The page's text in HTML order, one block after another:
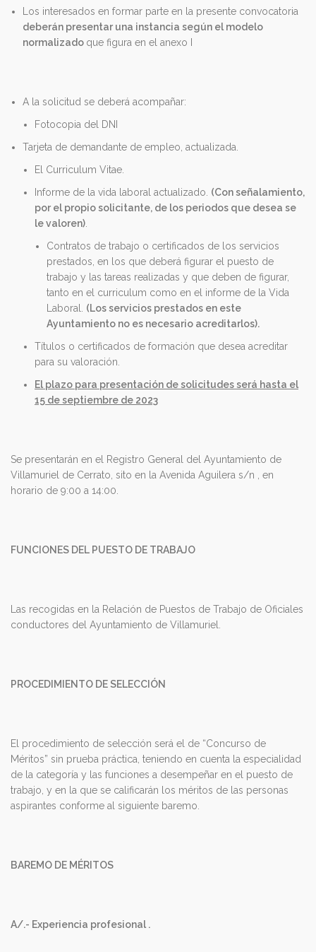
Los interesados en formar parte en la presente convocatoria
deberán presentar una instancia según el modelo
normalizado que figura en el anexo I
A la solicitud se deberá acompañar:
Fotocopia del DNI
Tarjeta de demandante de empleo, actualizada.
El Curriculum Vitae.
Informe de la vida laboral actualizado. (Con señalamiento,
por el propio solicitante, de los periodos que desea se
le valoren)
Contratos de trabajo o certificados de los servicios
prestados, en los que deberá figurar el puesto de
trabajo y las tareas realizadas y que deben de figurar,
tanto en el curriculum como en el informe de la Vida
Laboral. (Los servicios prestados en este
Ayuntamiento no es necesario acreditarlos).
Títulos o certificados de formación que desea acreditar
para su valoración.
El plazo para presentación de solicitudes será hasta el
15 de septiembre de 2023
Se presentarán en el Registro General del Ayuntamiento de
Villamuriel de Cerrato, sito en la Avenida Aguilera s/n , en
horario de 9:00 a 14:00.
FUNCIONES DEL PUESTO DE TRABAJO
Las recogidas en la Relación de Puestos de Trabajo de Oficiales
conductores del Ayuntamiento de Villamuriel.
PROCEDIMIENTO DE SELECCIÓN
El procedimiento de selección será el de “Concurso de
Méritos” sin prueba práctica, teniendo en cuenta la especialidad
de la categoría y las funciones a desempeñar en el puesto de
trabajo, y en la que se calificarán los méritos de las personas
aspirantes conforme al siguiente baremo.
BAREMO DE MÉRITOS
A/.- Experiencia profesional .